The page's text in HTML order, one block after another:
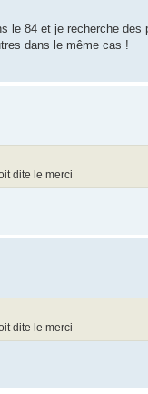
le 84 et je recherche
dans le même cas !
dite le merci
dite le merci